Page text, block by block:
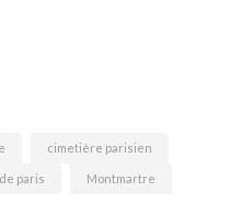
cimetière parisien
paris Montmartre